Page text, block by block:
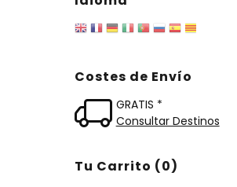
Costes de Envío
GRATIS *
Consultar Destinos
Tu Carrito (0)